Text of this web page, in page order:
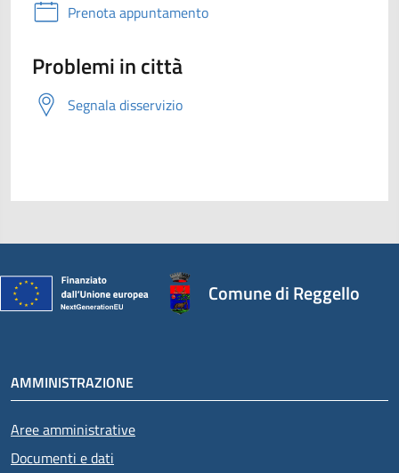
Prenota appuntamento
Problemi in città
Segnala disservizio
Comune di Reggello
AMMINISTRAZIONE
Aree amministrative
Documenti e dati